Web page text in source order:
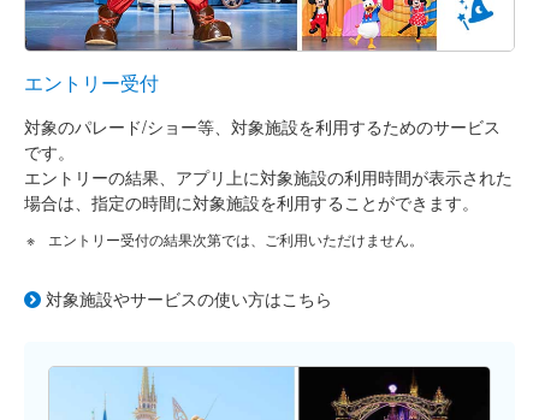
エントリー受付
対象のパレード/ショー等、対象施設を利用するためのサービス
です。
エントリーの結果、アプリ上に対象施設の利用時間が表示された
場合は、指定の時間に対象施設を利用することができます。
エントリー受付の結果次第では、ご利用いただけません。
対象施設やサービスの使い方はこちら